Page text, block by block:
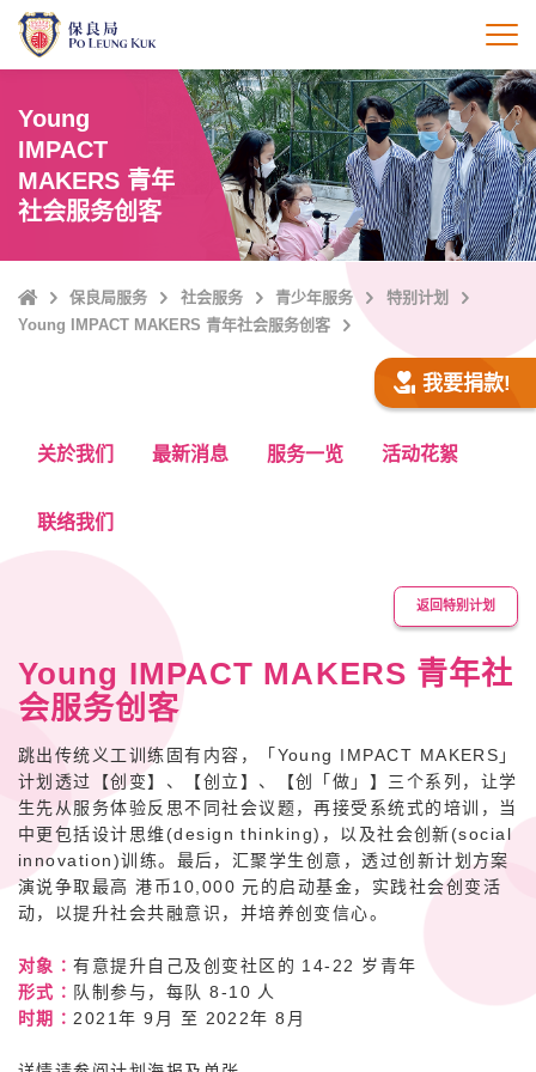
打
Young
IMPACT
MAKERS 青年
社会服务创客
Home保良局服务 社会服务 青少年服务
特别计划
Young IMPACT MAKERS 青年社会服务创客
我要捐款!
关於我们 最新消息 服务一览 活动花絮
联络我们
返回特别计划
Young IMPACT MAKERS 青年社
会服务创客
跳出传统义工训练固有内容，「Young IMPACT MAKERS」
计划透过【创变】、【创立】、【创「做」】三个系列，让学
生先从服务体验反思不同社会议题，再接受系统式的培训，当
中更包括设计思维(design thinking)，以及社会创新(social
innovation)训练。最后，汇聚学生创意，透过创新计划方案
演说争取最高 港币10,000 元的启动基金，实践社会创变活
动，以提升社会共融意识，并培养创变信心。
对象∶有意提升自己及创变社区的 14-22 岁青年
形式∶ 队制参与，每队 8-10 人
时期∶ 2021年 9月 至 2022年 8月